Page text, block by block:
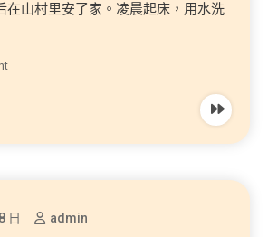
在山村里安了家。凌晨起床，用水洗
日 admin